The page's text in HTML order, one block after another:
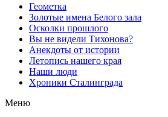
Геометка
Золотые имена Белого зала
Осколки прошлого
Вы не видели Тихонова?
Анекдоты от истории
Летопись нашего края
Наши люди
Хроники Сталинграда
Меню